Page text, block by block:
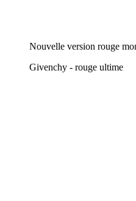
Nouvelle version rouge
Givenchy - rouge ultime